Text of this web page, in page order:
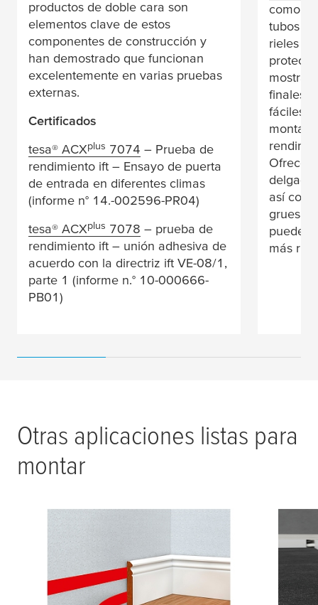
productos de doble cara son
elementos clave de estos
componentes de construcción y
han demostrado que funcionan
excelentemente en varias pruebas
externas.
Certificados
tesa® ACXplus 7074 – Prueba de
rendimiento ift – Ensayo de puerta
de entrada en diferentes climas
(informe n° 14.-002596-PR04)
tesa® ACXplus 7078 – prueba de
rendimiento ift – unión adhesiva de
acuerdo con la directriz ift VE-08/1,
parte 1 (informe n.° 10-000666-
PB01)
como la
tubos
rieles
finales
fáciles
montar
así
gruesas
pueden
más
Otras aplicaciones listas para
montar